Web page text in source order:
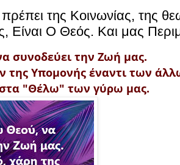
της Κοινωνίας, της
Είναι Ο Θεός. Και μας
συνοδεύει την Ζωή μας.
της Υπομονής έναντι των
"Θέλω" των γύρω μας.